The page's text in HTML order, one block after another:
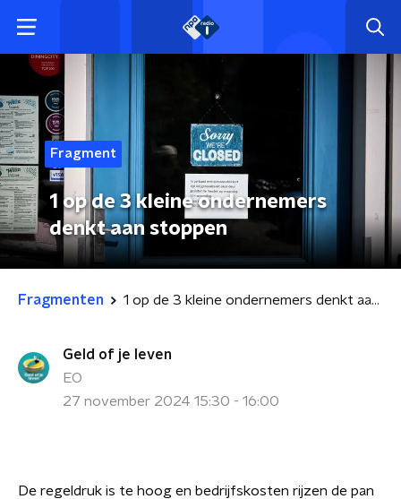
Fragment
1 op de 3 kleine ondernemers
denkt aan stoppen
Fragmenten 1 op de 3 kleine ondernemers denkt aan stoppen
Geld of je leven
EO
27 november 2024 15:30 - 16:00
De regeldruk is te hoog en bedrijfskosten rijzen de pan